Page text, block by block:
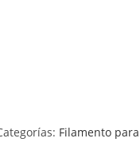
Filamento